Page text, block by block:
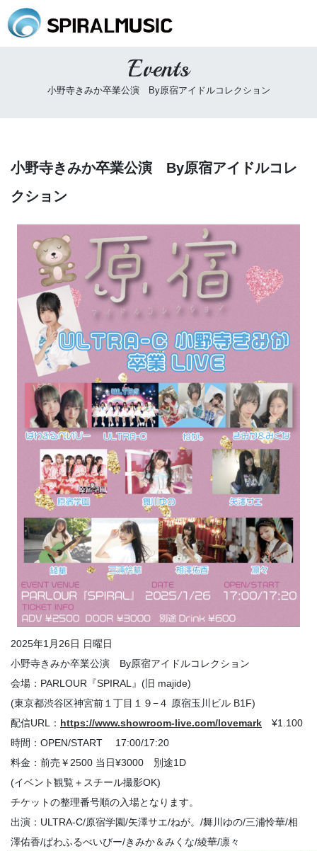
Events
小野寺きみか卒業公演 By原宿アイドルコレクション
小野寺きみか卒業公演 By原宿アイドルコレ
クション
2025年1月26日 日曜日
小野寺きみか卒業公演 By原宿アイドルコレクション
会場：PARLOUR『SPIRAL』(旧 majide)
(東京都渋谷区神宮前１丁目１９−４ 原宿玉川ビル B1F)
配信URL： https://www.showroom-live.com/lovemark ¥1.100
時間：OPEN/START 17:00/17:20
料金：前売￥2500 当日¥3000 別途1D
(イベント観覧＋スチール撮影OK)
チケットの整理番号順の入場となります。
出演：ULTRA-C/原宿学園/矢澤サエ/ねが。/舞川ゆの/三浦怜華/相
澤佑香/ぱわふるべいびー/きみか＆みくな/綾華/凛々